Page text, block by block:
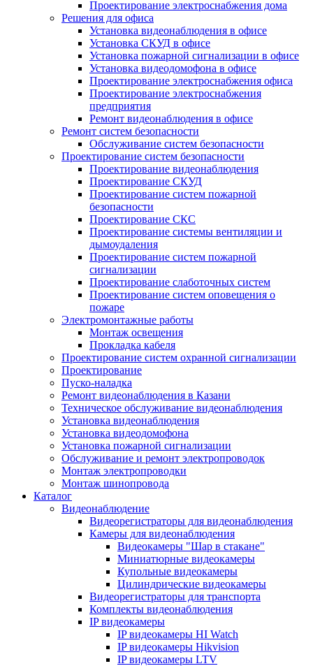
Проектирование электроснабжения дома
Решения для офиса
Установка видеонаблюдения в офисе
Установка СКУД в офисе
Установка пожарной сигнализации в офисе
Установка видеодомофона в офисе
Проектирование электроснабжения офиса
Проектирование электроснабжения
предприятия
Ремонт видеонаблюдения в офисе
Ремонт систем безопасности
Обслуживание систем безопасности
Проектирование систем безопасности
Проектирование видеонаблюдения
Проектирование СКУД
Проектирование систем пожарной
безопасности
Проектирование СКС
Проектирование системы вентиляции и
дымоудаления
Проектирование систем пожарной
сигнализации
Проектирование слаботочных систем
Проектирование систем оповещения о
пожаре
Электромонтажные работы
Монтаж освещения
Прокладка кабеля
Проектирование систем охранной сигнализации
Проектирование
Пуско-наладка
Ремонт видеонаблюдения в Казани
Техническое обслуживание видеонаблюдения
Установка видеонаблюдения
Установка видеодомофона
Установка пожарной сигнализации
Обслуживание и ремонт электропроводок
Монтаж электропроводки
Монтаж шинопровода
Каталог
Видеонаблюдение
Видеорегистраторы для видеонаблюдения
Камеры для видеонаблюдения
Видеокамеры "Шар в стакане"
Миниатюрные видеокамеры
Купольные видеокамеры
Цилиндрические видеокамеры
Видеорегистраторы для транспорта
Комплекты видеонаблюдения
IP видеокамеры
IP видеокамеры HI Watch
IP видеокамеры Hikvision
IP видеокамеры LTV